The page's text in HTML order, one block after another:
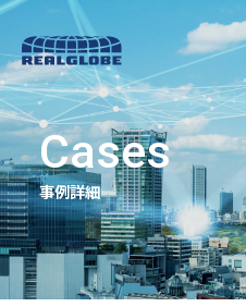
Cases
事例詳細